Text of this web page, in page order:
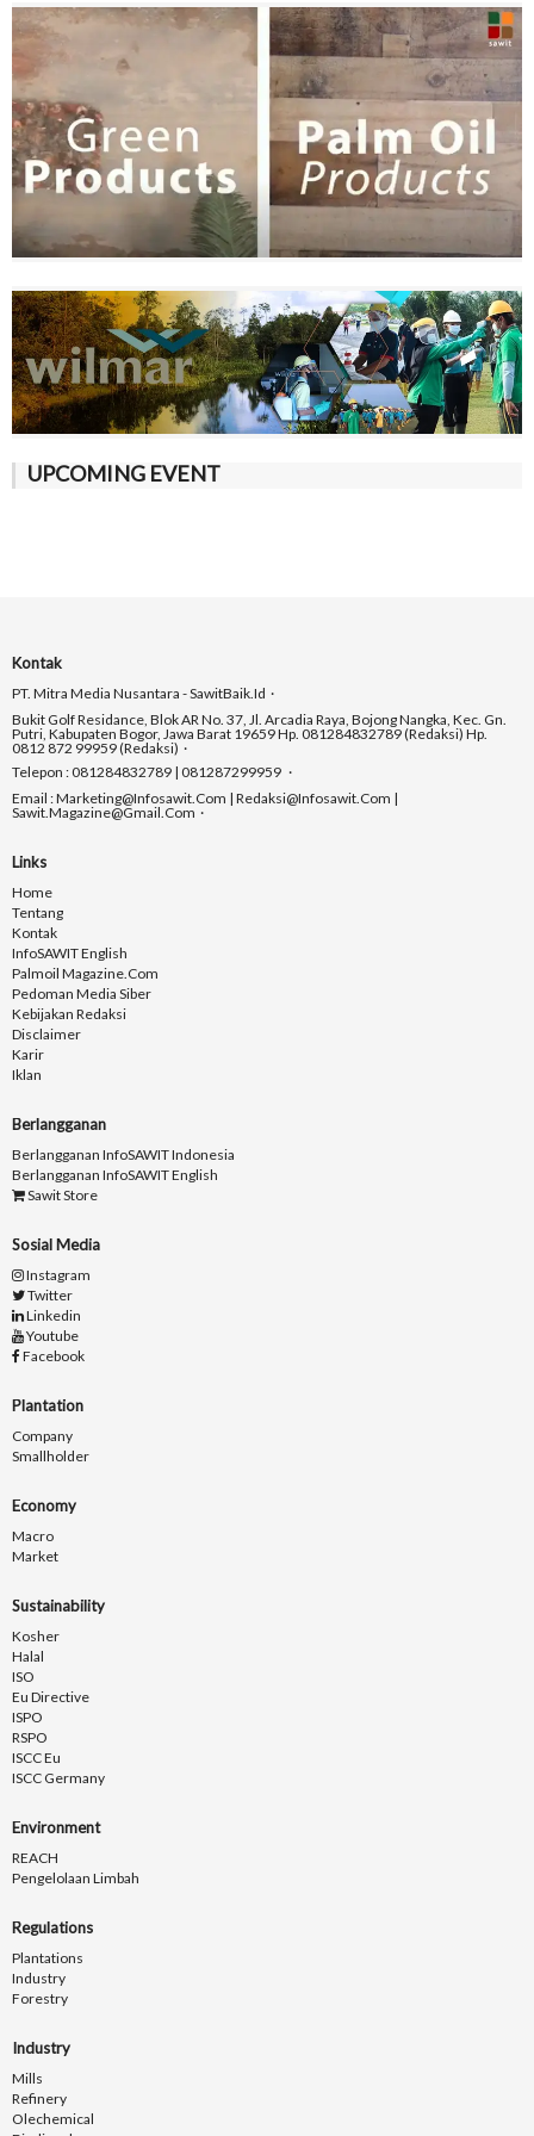
UPCOMING EVENT
Kontak
PT. Mitra Media Nusantara - SawitBaik.id
Bukit Golf Residance, Blok AR No. 37, Jl. Arcadia Raya, Bojong Nangka, Kec. Gn.
Putri, Kabupaten Bogor, Jawa Barat 19659 Hp. 081284832789 (Redaksi) Hp.
0812 872 99959 (Redaksi)
Telepon : 081284832789 | 081287299959
Email : Marketing@infosawit.com | Redaksi@infosawit.com |
Sawit.magazine@gmail.com
Links
Home
Tentang
Kontak
InfoSAWIT English
Palmoil Magazine.com
Pedoman Media Siber
Kebijakan Redaksi
Disclaimer
Karir
Iklan
Berlangganan
Berlangganan InfoSAWIT Indonesia
Berlangganan InfoSAWIT English
Sawit Store
Sosial Media
Instagram
Twitter
Linkedin
Youtube
Facebook
Plantation
Company
Smallholder
Economy
Macro
Market
Sustainability
Kosher
Halal
ISO
Eu Directive
ISPO
RSPO
ISCC Eu
ISCC Germany
Environment
REACH
Pengelolaan Limbah
Regulations
Plantations
Industry
Forestry
Industry
Mills
Refinery
Olechemical